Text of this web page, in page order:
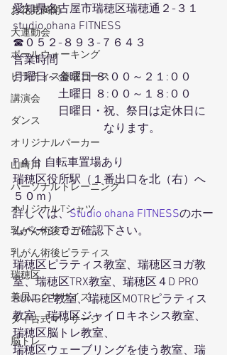
お花見満開
大運動会
ポールウォーキング
ピラティス養成コース
講演会
ダンス
オリジナルパーカー
山崎川
パーソナルトレーニング
オリジナルTシャツ
乳がん術後ヨガ
乳がん術後ピラティス
瑞穂区
美尻エクササイズ
タイ古式マッサージ
脳トレ
愛知県名古屋市瑞穂区瑞穂通２-３１
studio ohana FITNESS
☎０５２-８９３-７６４３
営業時間
月曜日～金曜日 ８:００～２１:００
土曜日 ８:００～１８:００
日曜日・祝、祭日は定休日に
なります。
P４台 自転車置場あり
瑞穂区役所駅（１番出口を北（右）へ
５０ｍ）
詳しくは、Studio ohana FITNESSのホー
ムページでご確認下さい。
瑞穂区ピラティス教室、瑞穂区ヨガ教
室、瑞穂区TRX教室、瑞穂区４D PRO
BUNGEE教室、瑞穂区MOTRピラティス
教室、瑞穂区ジャイロキネシス教室、
瑞穂区脳トレ教室、
瑞穂区ウェーブリングを使う教室、瑞